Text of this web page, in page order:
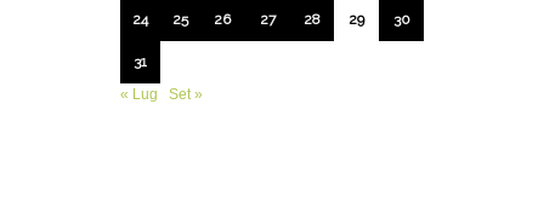
24 25 26 27 28 29 30
31
« Lug
Set »